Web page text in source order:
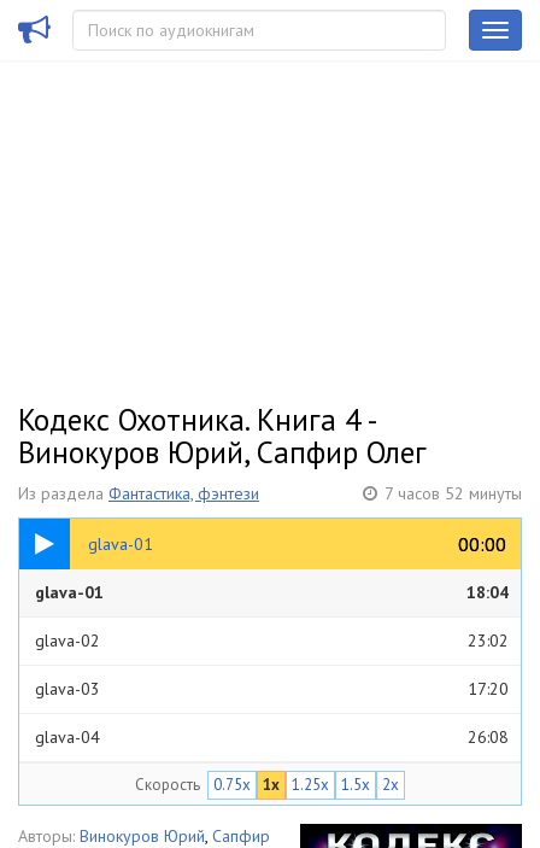
Кодекс Охотника. Книга 4 -
Винокуров Юрий, Сапфир Олег
Из раздела Фантастика, фэнтези 7 часов 52 минуты
glava-01 00:00
00:00
18:04
glava-01 18:04
glava-02 23:02
glava-03 17:20
glava-04 26:08
glava-06 27:23
Скорость 0.75x 1x 1.25x 1.5x 2x
Авторы: Винокуров Юрий, Сапфир